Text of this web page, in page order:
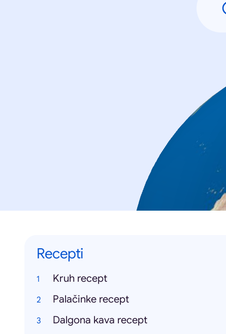
Recepti
Kruh recept
Palačinke recept
Dalgona kava recept